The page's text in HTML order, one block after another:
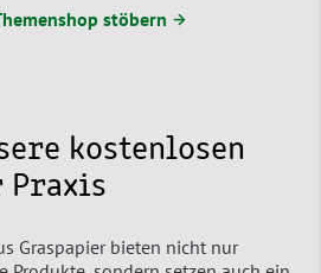
stöbern →
kostenlosen
Praxis
Graspapier bieten nicht nur